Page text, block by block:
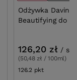
Odżywka
Beautifying do
126,20 zł /
(50,48 zł / 100ml)
126.2 pktpunktów